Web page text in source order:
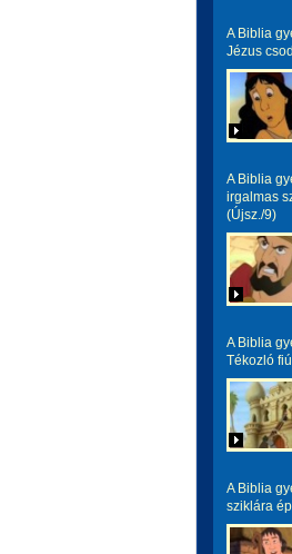
A Biblia
Jézus
A Biblia
irgalmas
(Újsz./9)
A Biblia
Tékozló
A Biblia
sziklára